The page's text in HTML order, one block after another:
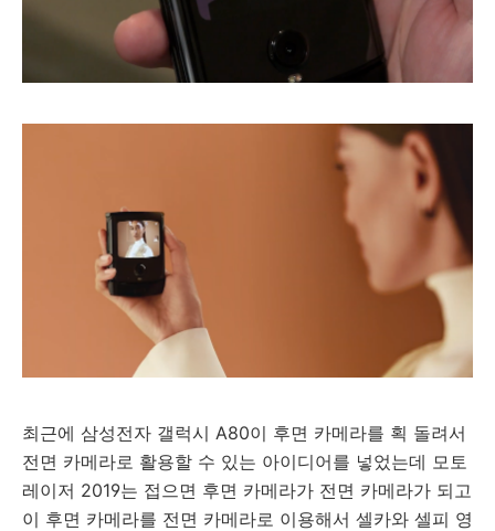
최근에 삼성전자 갤럭시 A80이 후면 카메라를 획 돌려서
전면 카메라로 활용할 수 있는 아이디어를 넣었는데 모토
레이저 2019는 접으면 후면 카메라가 전면 카메라가 되고
이 후면 카메라를 전면 카메라로 이용해서 셀카와 셀피 영